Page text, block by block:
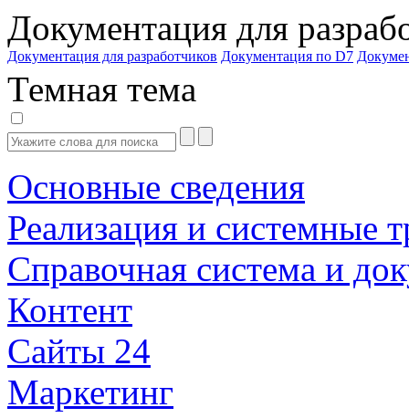
Документация для
Документация для разработчиков Документация по D7
Темная тема
Основные сведения
Реализация и системные
Справочная система и
Контент
Сайты 24
Маркетинг